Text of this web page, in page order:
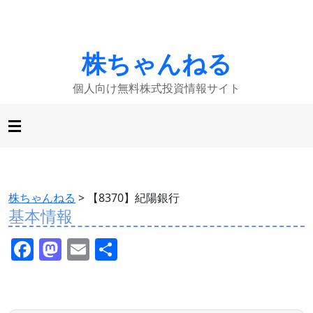
株ちゃんねる
個人向け無料株式投資情報サイト
株ちゃんねる > 【8370】紀陽銀行
基本情報
F M E